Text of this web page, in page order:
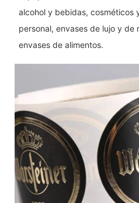
alcohol y bebidas, cosméticos
personal, envases de lujo y
envases de alimentos.